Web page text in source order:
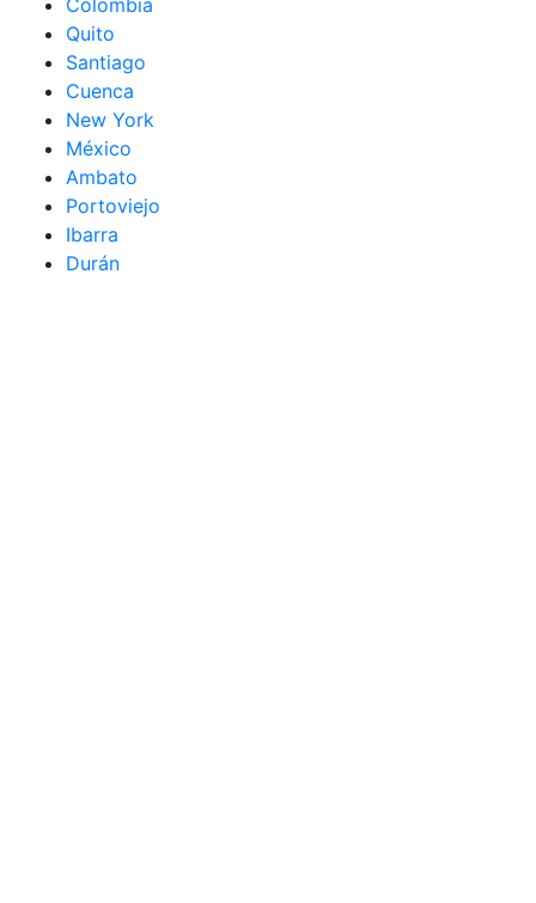
Quito
Santiago
Cuenca
New York
México
Ambato
Portoviejo
Ibarra
Durán